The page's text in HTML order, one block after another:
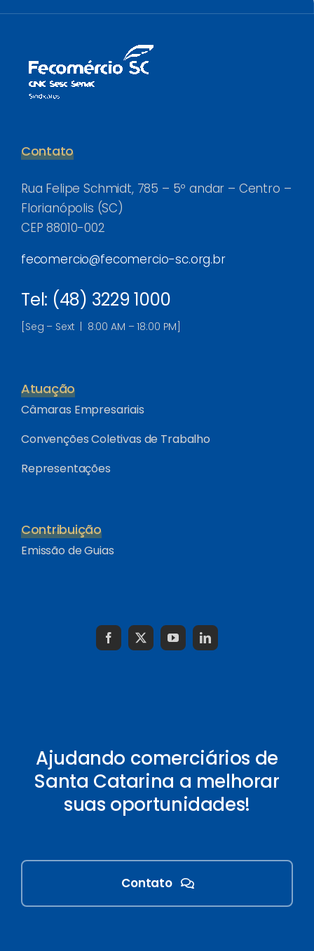
Contato
Rua Felipe Schmidt, 785 – 5º andar – Centro –
Florianópolis (SC)
CEP 88010-002
fecomercio@fecomercio-sc.org.br
Tel: (48) 3229 1000
[Seg – Sext | 8:00 AM – 18:00 PM]
Atuação
Câmaras Empresariais
Convenções Coletivas de Trabalho
Representações
Contribuição
Emissão de Guias
Ajudando comerciários de
Santa Catarina a melhorar
suas oportunidades!
Contato